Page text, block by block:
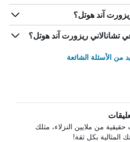
آند هوتل؟
تشانالاني ريزورت آند هوتل؟
من الأسئلة الشائعة
حقيقية من ملايين النزلاء، مثلك
المثالية بكل ثقة!